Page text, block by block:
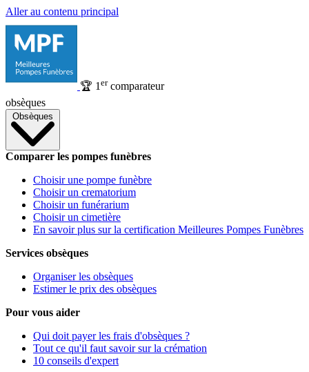
Aller au contenu principal
🏆 1 ercomparateur
obsèques
Obsèques
Comparer les pompes funèbres
Choisir une pompe funèbre
Choisir un crematorium
Choisir un funérarium
Choisir un cimetière
En savoir plus sur la certification Meilleures Pompes Funèbres
Services obsèques
Organiser les obsèques
Estimer le prix des obsèques
Pour vous aider
Qui doit payer les frais d'obsèques ?
Tout ce qu'il faut savoir sur la crémation
10 conseils d'expert